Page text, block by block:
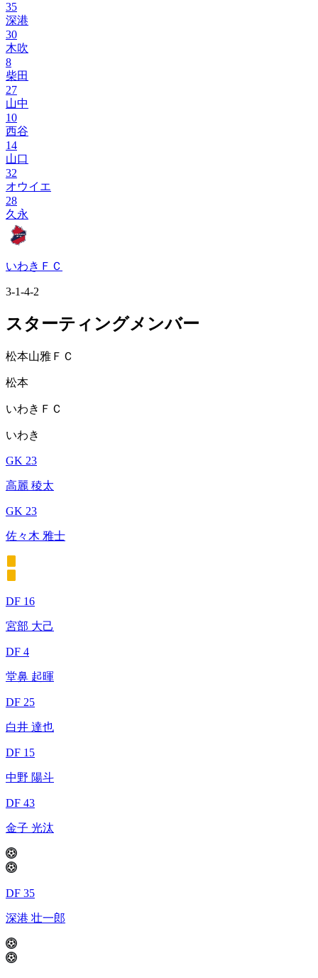
35
深港
30
木吹
8
柴田
27
山中
10
西谷
14
山口
32
オウイエ
28
久永
いわきＦＣ
3-1-4-2
スターティングメンバー
松本山雅ＦＣ
松本
いわきＦＣ
いわき
GK 23
高麗 稜太
GK 23
佐々木 雅士
DF 16
宮部 大己
DF 4
堂鼻 起暉
DF 25
白井 達也
DF 15
中野 陽斗
DF 43
金子 光汰
DF 35
深港 壮一郎